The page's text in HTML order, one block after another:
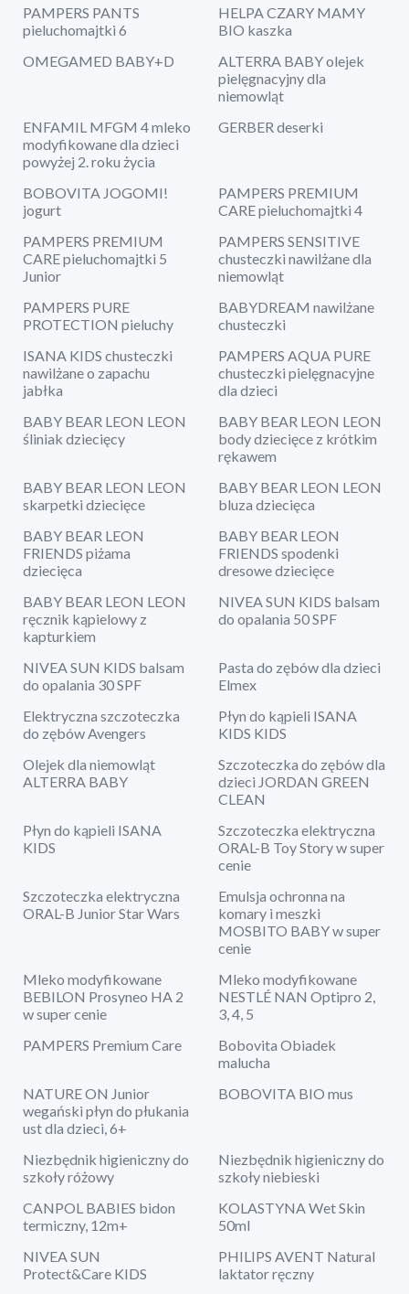
PAMPERS PANTS
pieluchomajtki 6
HELPA CZARY MAMY
BIO kaszka
OMEGAMED BABY+D
ALTERRA BABY olejek
pielęgnacyjny dla
niemowląt
ENFAMIL MFGM 4 mleko
modyfikowane dla dzieci
powyżej 2. roku życia
GERBER deserki
BOBOVITA JOGOMI!
jogurt
PAMPERS PREMIUM
CARE pieluchomajtki 4
PAMPERS PREMIUM
CARE pieluchomajtki 5
Junior
PAMPERS SENSITIVE
chusteczki nawilżane dla
niemowląt
PAMPERS PURE
PROTECTION pieluchy
BABYDREAM nawilżane
chusteczki
ISANA KIDS chusteczki
nawilżane o zapachu
jabłka
PAMPERS AQUA PURE
chusteczki pielęgnacyjne
dla dzieci
BABY BEAR LEON LEON
śliniak dziecięcy
BABY BEAR LEON LEON
body dziecięce z krótkim
rękawem
BABY BEAR LEON LEON
skarpetki dziecięce
BABY BEAR LEON LEON
bluza dziecięca
BABY BEAR LEON
FRIENDS piżama
dziecięca
BABY BEAR LEON
FRIENDS spodenki
dresowe dziecięce
BABY BEAR LEON LEON
ręcznik kąpielowy z
kapturkiem
NIVEA SUN KIDS balsam
do opalania 50 SPF
NIVEA SUN KIDS balsam
do opalania 30 SPF
Pasta do zębów dla dzieci
Elmex
Elektryczna szczoteczka
do zębów Avengers
Płyn do kąpieli ISANA
KIDS KIDS
Olejek dla niemowląt
ALTERRA BABY
Szczoteczka do zębów dla
dzieci JORDAN GREEN
CLEAN
Płyn do kąpieli ISANA
KIDS
Szczoteczka elektryczna
ORAL-B Toy Story w super
cenie
Szczoteczka elektryczna
ORAL-B Junior Star Wars
Emulsja ochronna na
komary i meszki
MOSBITO BABY w super
cenie
Mleko modyfikowane
BEBILON Prosyneo HA 2
w super cenie
Mleko modyfikowane
NESTLÉ NAN Optipro 2,
3, 4, 5
PAMPERS Premium Care
Bobovita Obiadek
malucha
NATURE ON Junior
wegański płyn do płukania
ust dla dzieci, 6+
BOBOVITA BIO mus
Niezbędnik higieniczny do
szkoły różowy
Niezbędnik higieniczny do
szkoły niebieski
CANPOL BABIES bidon
termiczny, 12m+
KOLASTYNA Wet Skin
50ml
NIVEA SUN
Protect&Care KIDS
PHILIPS AVENT Natural
laktator ręczny